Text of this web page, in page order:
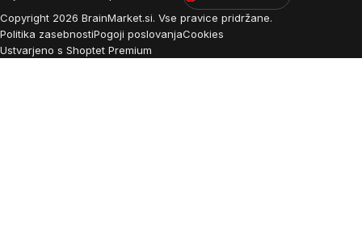
Copyright 2026 BrainMarket.si. Vse pravice pridržane.
Politika zasebnostiPogoji poslovanjaCookies
Ustvarjeno s Shoptet Premium